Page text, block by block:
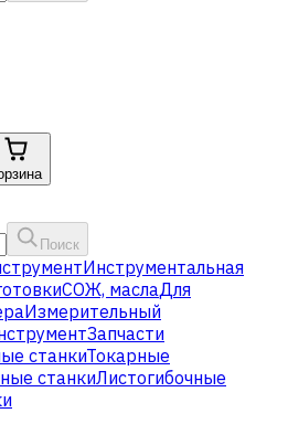
Поиск
Инструментальная
СОЖ, маслаДля
Измерительный
Запчасти
станкиТокарные
станкиЛистогибочные